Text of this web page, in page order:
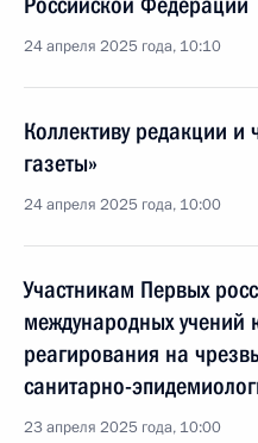
24 апреля 2025 года, 10:10
Коллективу редакции и
газеты»
24 апреля 2025 года, 10:00
Участникам Первых
международных учений
реагирования на
санитарно-
23 апреля 2025 года, 10:00